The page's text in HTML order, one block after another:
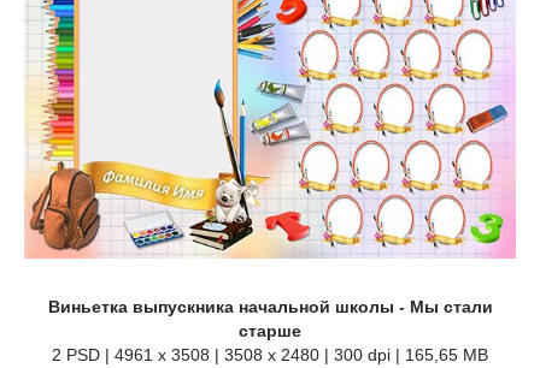
Виньетка выпускника начальной школы - Мы стали
старше
2 PSD | 4961 x 3508 | 3508 x 2480 | 300 dpi | 165,65 MB